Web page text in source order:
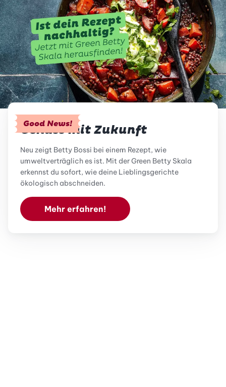
Good News!
Genuss mit Zukunft
Neu zeigt Betty Bossi bei einem Rezept, wie
umweltverträglich es ist. Mit der Green Betty Skala
erkennst du sofort, wie deine Lieblingsgerichte
ökologisch abschneiden.
Mehr erfahren!